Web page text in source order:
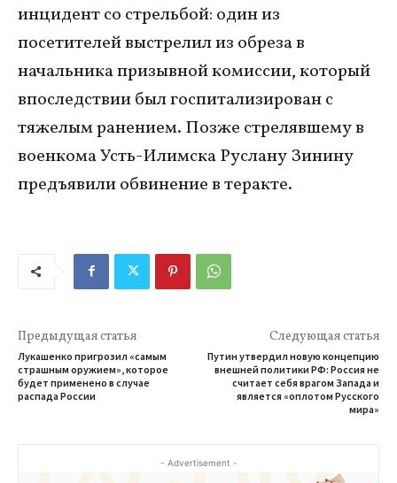
инцидент со стрельбой: один из
посетителей выстрелил из обреза в
начальника призывной комиссии, который
впоследствии был госпитализирован с
тяжелым ранением. Позже стрелявшему в
военкома Усть-Илимска Руслану Зинину
предъявили обвинение в теракте.
Предыдущая статья
Лукашенко пригрозил «самым
страшным оружием», которое
будет применено в случае
распада России
Следующая статья
Путин утвердил новую концепцию
внешней политики РФ: Россия не
считает себя врагом Запада и
является «оплотом Русского
мира»
- Advertisement -